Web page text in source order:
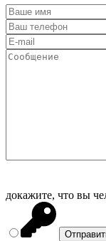
докажите, что вы